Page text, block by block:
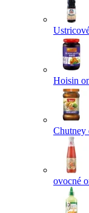
Hoisin
Chutney
ovocné